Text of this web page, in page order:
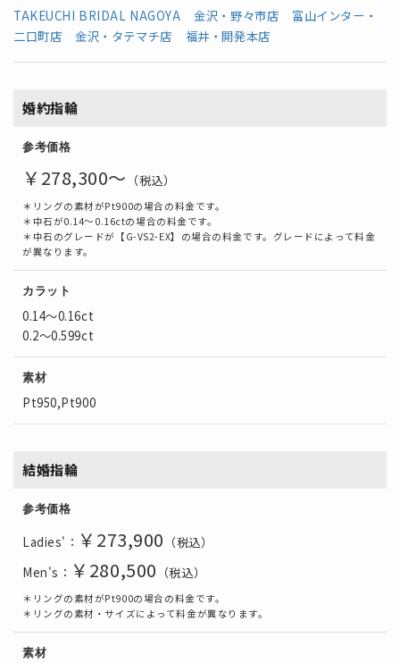
TAKEUCHI BRIDAL NAGOYA 金沢・野々市店
富山インター・
二口町店
金沢・タテマチ店 福井・開発本店
婚約指輪
参考価格
￥278,300～ （税込）
＊リングの素材がPt900の場合の料金です。
＊中石が0.14～0.16ctの場合の料金です。
＊中石のグレードが【G-VS2-EX】の場合の料金です。グレードによって料金
が異なります。
カラット
0.14～0.16ct
0.2～0.599ct
素材
Pt950,Pt900
結婚指輪
参考価格
Ladies'： ￥273,900 （税込）
Men's： ￥280,500 （税込）
＊リングの素材がPt900の場合の料金です。
＊リングの素材・サイズによって料金が異なります。
素材